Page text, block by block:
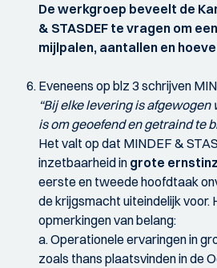
De werkgroep beveelt de
& STASDEF te vragen om
mijlpalen, aantallen en
Eveneens op blz 3 schrijven
“Bij elke levering is
is om geoefend en getraind te
Het valt op dat MINDEF &
inzetbaarheid in grote
eerste en tweede hoofdtaak
de krijgsmacht uiteindelijk voor.
opmerkingen van belang:
​a. Operationele ervaringen in
zoals thans plaatsvinden in de